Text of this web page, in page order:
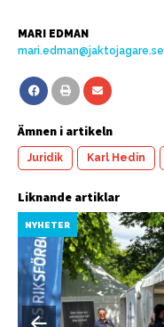
MARI EDMAN
mari.edman@jaktojagare.se
Ämnen i artikeln
Juridik Karl Hedin
Liknande artiklar
NYHETER